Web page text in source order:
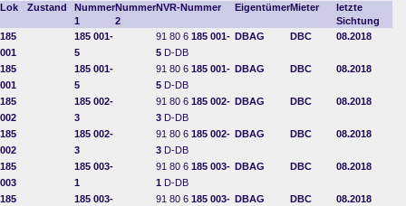
Lok Zustand
Nummer
1
Nummer
2
NVR-Nummer EigentümerMieter
letzte
Sichtung
185
001
185 001-
5
91 80 6 185 001-
5 D-DB
DBAG DBC 08.2018
185
001
185 001-
5
91 80 6 185 001-
5 D-DB
DBAG DBC 08.2018
185
002
185 002-
3
91 80 6 185 002-
3 D-DB
DBAG DBC 08.2018
185
002
185 002-
3
91 80 6 185 002-
3 D-DB
DBAG DBC 08.2018
185
003
185 003-
1
91 80 6 185 003-
1 D-DB
DBAG DBC 08.2018
185
185 003-
91 80 6 185 003- DBAG DBC 08.2018